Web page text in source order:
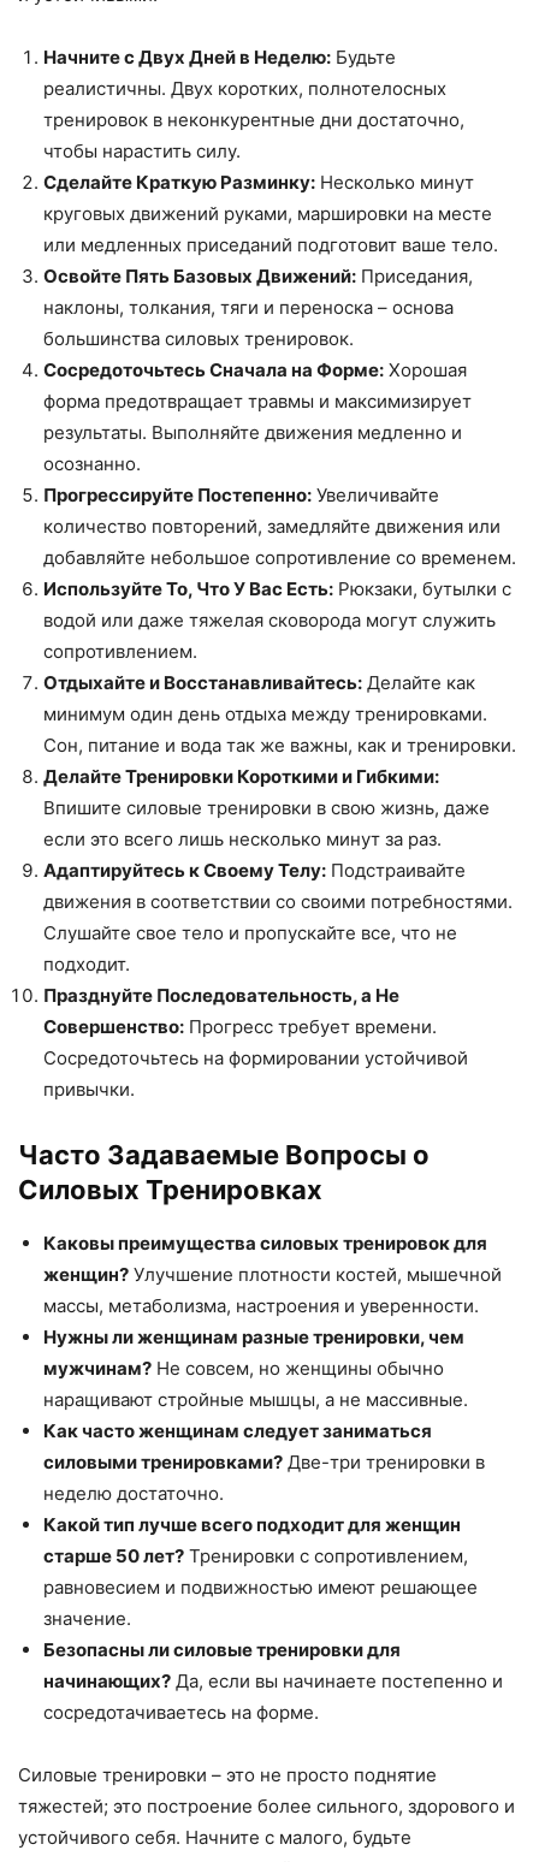
Начните с Двух Дней в Неделю: Будьте
реалистичны. Двух коротких, полнотелосных
тренировок в неконкурентные дни достаточно,
чтобы нарастить силу.
Сделайте Краткую Разминку: Несколько минут
круговых движений руками, маршировки на месте
или медленных приседаний подготовит ваше тело.
Освойте Пять Базовых Движений: Приседания,
наклоны, толкания, тяги и переноска – основа
большинства силовых тренировок.
Сосредоточьтесь Сначала на Форме: Хорошая
форма предотвращает травмы и максимизирует
результаты. Выполняйте движения медленно и
осознанно.
Прогрессируйте Постепенно: Увеличивайте
количество повторений, замедляйте движения или
добавляйте небольшое сопротивление со временем.
Используйте То, Что У Вас Есть: Рюкзаки, бутылки с
водой или даже тяжелая сковорода могут служить
сопротивлением.
Отдыхайте и Восстанавливайтесь: Делайте как
минимум один день отдыха между тренировками.
Сон, питание и вода так же важны, как и тренировки.
Делайте Тренировки Короткими и Гибкими:
Впишите силовые тренировки в свою жизнь, даже
если это всего лишь несколько минут за раз.
Адаптируйтесь к Своему Телу: Подстраивайте
движения в соответствии со своими потребностями.
Слушайте свое тело и пропускайте все, что не
подходит.
Празднуйте Последовательность, а Не
Совершенство: Прогресс требует времени.
Сосредоточьтесь на формировании устойчивой
привычки.
Часто Задаваемые Вопросы о
Силовых Тренировках
Каковы преимущества силовых тренировок для
женщин? Улучшение плотности костей, мышечной
массы, метаболизма, настроения и уверенности.
Нужны ли женщинам разные тренировки, чем
мужчинам? Не совсем, но женщины обычно
наращивают стройные мышцы, а не массивные.
Как часто женщинам следует заниматься
силовыми тренировками? Две-три тренировки в
неделю достаточно.
Какой тип лучше всего подходит для женщин
старше 50 лет? Тренировки с сопротивлением,
равновесием и подвижностью имеют решающее
значение.
Безопасны ли силовые тренировки для
начинающих? Да, если вы начинаете постепенно и
сосредотачиваетесь на форме.
Силовые тренировки – это не просто поднятие
тяжестей; это построение более сильного, здорового и
устойчивого себя. Начните с малого, будьте